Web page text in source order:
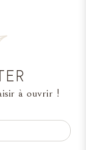
à ouvrir !